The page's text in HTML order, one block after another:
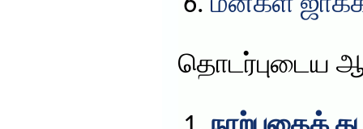
தொடர்புடைய